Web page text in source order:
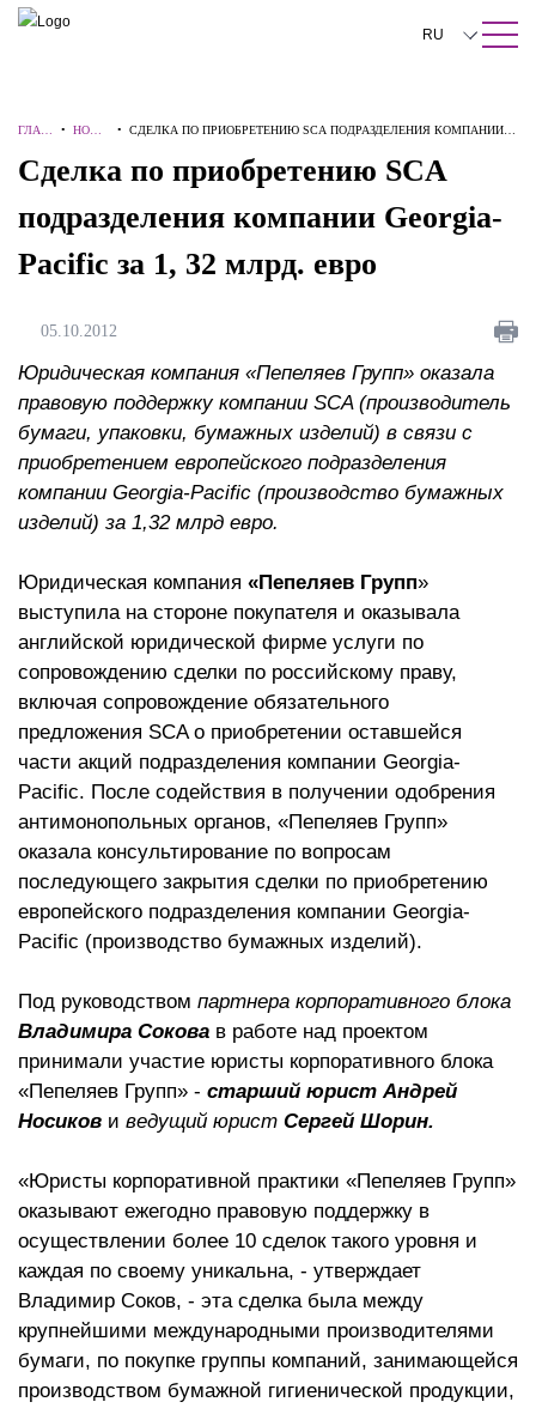
ПОИСК ПО САЙТУ Закрыть
RU
中文
Deutsch
Español
Français
日本語
ГЛАВ
•НОВО
•СДЕЛКА ПО ПРИОБРЕТЕНИЮ SCA ПОДРАЗДЕЛЕНИЯ КОМПАНИИ
Сделка по приобретению SCA
подразделения компании Georgia-
Pacific за 1, 32 млрд. евро
05.10.2012
Юридическая компания «Пепеляев Групп» оказала
правовую поддержку компании SCA (производитель
бумаги, упаковки, бумажных изделий) в связи с
приобретением европейского подразделения
компании Georgia-Pacific (производство бумажных
изделий) за 1,32 млрд евро.
Юридическая компания «Пепеляев Групп»
выступила на стороне покупателя и оказывала
английской юридической фирме услуги по
сопровождению сделки по российскому праву,
включая сопровождение обязательного
предложения SCA о приобретении оставшейся
части акций подразделения компании Georgia-
Pacific. После содействия в получении одобрения
антимонопольных органов, «Пепеляев Групп»
оказала консультирование по вопросам
последующего закрытия сделки по приобретению
европейского подразделения компании Georgia-
Pacific (производство бумажных изделий).
Под руководством партнера корпоративного блока
Владимира Сокова в работе над проектом
принимали участие юристы корпоративного блока
«Пепеляев Групп» - старший юристАндрей
Носиков и ведущий юрист Сергей Шорин.
«Юристы корпоративной практики «Пепеляев Групп»
оказывают ежегодно правовую поддержку в
осуществлении более 10 сделок такого уровня и
каждая по своему уникальна, - утверждает
Владимир Соков, - эта сделка была между
крупнейшими международными производителями
бумаги, по покупке группы компаний, занимающейся
производством бумажной гигиенической продукции,